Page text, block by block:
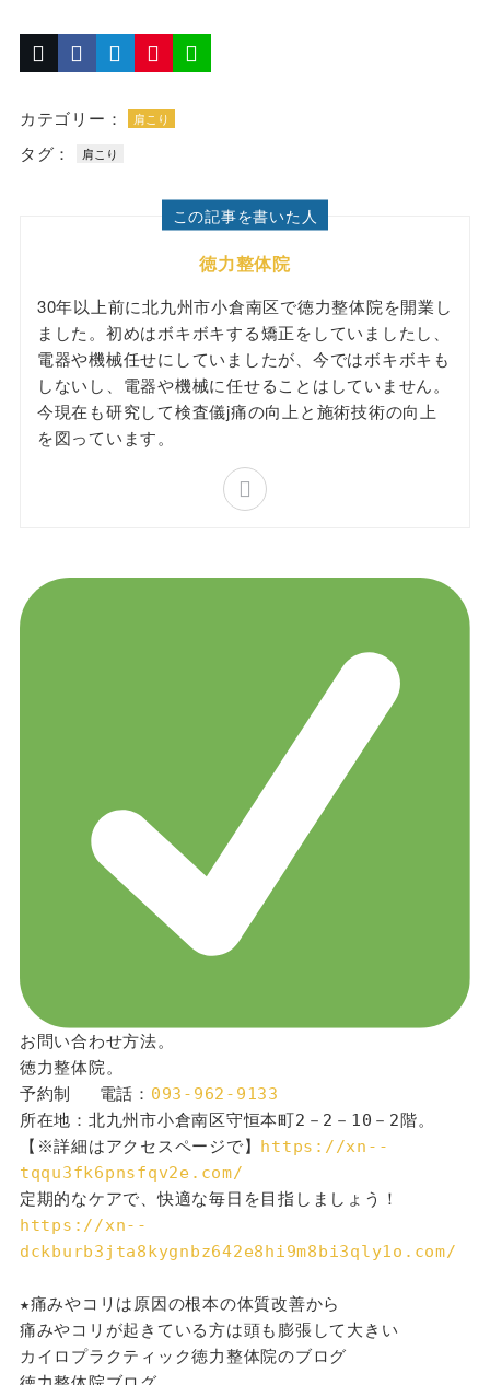
カテゴリー： 肩こり
タグ： 肩こり
この記事を書いた人
徳力整体院
30年以上前に北九州市小倉南区で徳力整体院を開業し
ました。初めはボキボキする矯正をしていましたし、
電器や機械任せにしていましたが、今ではボキボキも
しないし、電器や機械に任せることはしていません。
今現在も研究して検査儀j痛の向上と施術技術の向上
を図っています。
お問い合わせ方法。
徳力整体院。
予約制 　電話： 093-962-9133
所在地：北九州市小倉南区守恒本町2－2－10－2階。
【※詳細はアクセスページで】 https://xn--
tqqu3fk6pnsfqv2e.com/
定期的なケアで、快適な毎日を目指しましょう！
https://xn--
dckburb3jta8kygnbz642e8hi9m8bi3qly1o.com/
★痛みやコリは原因の根本の体質改善から
痛みやコリが起きている方は頭も膨張して大きい
カイロプラクティック徳力整体院のブログ